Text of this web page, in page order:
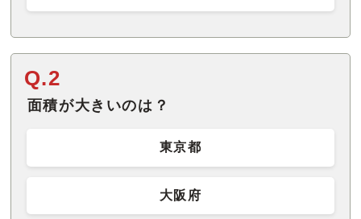
Q.2
面積が大きいのは？
東京都
大阪府